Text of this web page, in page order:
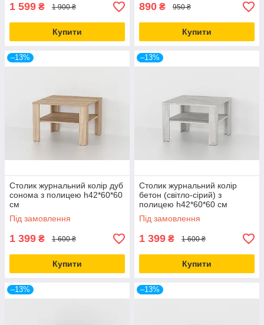
1 599 ₴ 1 900 ₴
Купити
890 ₴ 950 ₴
Купити
–13%
Столик журнальний колір дуб
сонома з полицею h42*60*60
см
Під замовлення
1 399 ₴ 1 600 ₴
Купити
–13%
Столик журнальний колір
бетон (світло-сірий) з
полицею h42*60*60 см
Під замовлення
1 399 ₴ 1 600 ₴
Купити
–13% –13%